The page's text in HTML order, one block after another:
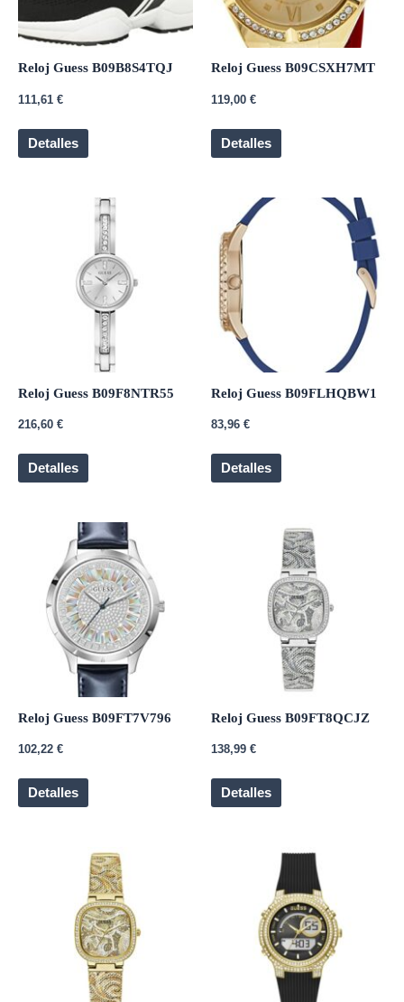
Reloj Guess B09B8S4TQJ
111,61 €
Detalles
Reloj Guess B09CSXH7MT
119,00 €
Detalles
Reloj Guess B09F8NTR55
216,60 €
Detalles
Reloj Guess B09FLHQBW1
83,96 €
Detalles
Reloj Guess B09FT7V796
102,22 €
Detalles
Reloj Guess B09FT8QCJZ
138,99 €
Detalles